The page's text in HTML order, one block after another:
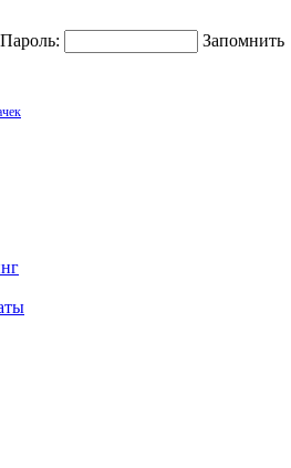
Пароль: Запомнить